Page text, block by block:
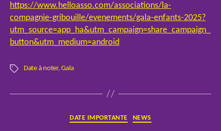
https://www.helloasso.com/associations/la-
compagnie-gribouille/evenements/gala-enfants-2025?
utm_source=app_ha&utm_campaign=share_campaign_
button&utm_medium=android
ÉtiquettesDate à noter,Gala
Catégories
DATE IMPORTANTE NEWS